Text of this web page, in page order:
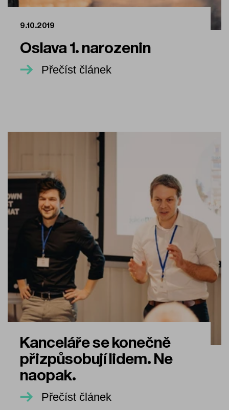
9.10.2019
Oslava 1. narozenin
Přečíst článek
Kanceláře se konečně
přizpůsobují lidem. Ne
naopak.
Přečíst článek